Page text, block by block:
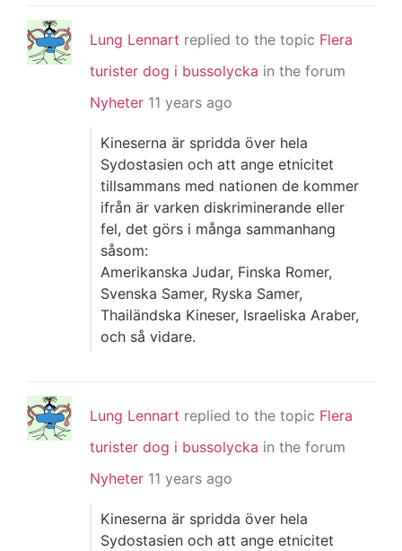
Lung Lennart replied to the topic Flera
turister dog i bussolycka in the forum
Nyheter 11 years ago
Kineserna är spridda över hela
Sydostasien och att ange etnicitet
tillsammans med nationen de kommer
ifrån är varken diskriminerande eller
fel, det görs i många sammanhang
såsom:
Amerikanska Judar, Finska Romer,
Svenska Samer, Ryska Samer,
Thailändska Kineser, Israeliska Araber,
och så vidare.
Lung Lennart replied to the topic Flera
turister dog i bussolycka in the forum
Nyheter 11 years ago
Kineserna är spridda över hela
Sydostasien och att ange etnicitet